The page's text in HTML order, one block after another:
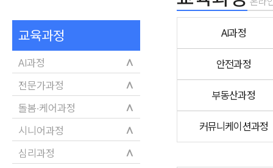
교육과정
AI과정 ∧
전문가과정 ∧
돌봄·케어과정 ∧
시니어과정 ∧
심리과정 ∧
AI과정
안전과정
부동산과정
커뮤니케이션과정